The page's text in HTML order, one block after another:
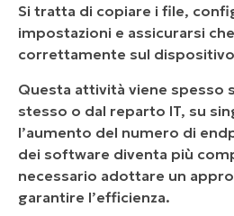
NinjaOne può installare
Windows?
Mac?
Come posso installare
endpoint con NinjaOne?
Come posso creare un
Si tratta di copiare i file,
impostazioni e assicurarsi
correttamente sul
Questa attività viene spesso
stesso o dal reparto IT, su
l’aumento del numero di
dei software diventa più
necessario adottare un
garantire l’efficienza.